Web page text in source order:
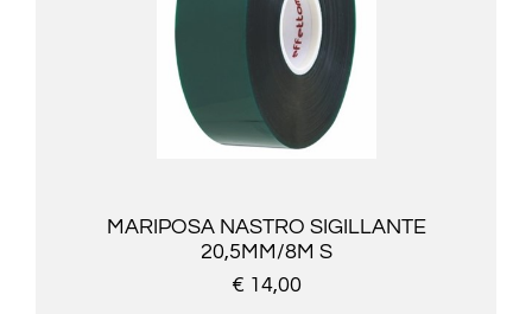
MARIPOSA NASTRO SIGILLANTE
20,5MM/8M S
€ 14,00